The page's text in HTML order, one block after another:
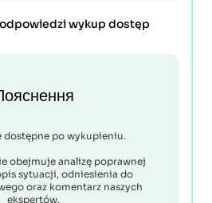
wykup dostęp
dostępne po wykupieniu.
obejmuje analizę poprawnej
sytuacji, odniesienia do
oraz komentarz naszych
ekspertów.